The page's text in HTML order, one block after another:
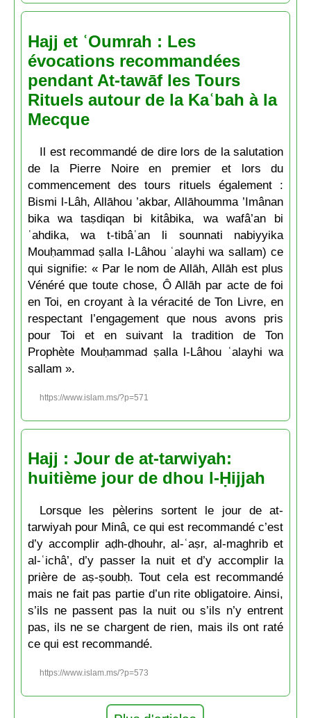
Hajj et ʿOumrah : Les
évocations recommandées
pendant At-tawāf les Tours
Rituels autour de la Kaʿbah à la
Mecque
Il est recommandé de dire lors de la salutation
de la Pierre Noire en premier et lors du
commencement des tours rituels également :
Bismi l-Lâh, Allāhou ’akbar, Allāhoumma ’Imânan
bika wa taṣdiqan bi kitâbika, wa wafâ’an bi
ʿahdika, wa t-tibâʿan li sounnati nabiyyika
Mouḥammad ṣalla l-Lâhou ʿalayhi wa sallam) ce
qui signifie: « Par le nom de Allāh, Allāh est plus
Vénéré que toute chose, Ô Allāh par acte de foi
en Toi, en croyant à la véracité de Ton Livre, en
respectant l’engagement que nous avons pris
pour Toi et en suivant la tradition de Ton
Prophète Mouḥammad ṣalla l-Lâhou ʿalayhi wa
sallam ».
https://www.islam.ms/?p=571
Hajj : Jour de at-tarwiyah:
huitième jour de dhou l-Ḥijjah
Lorsque les pèlerins sortent le jour de at-
tarwiyah pour Minâ, ce qui est recommandé c’est
d’y accomplir aḍh-ḍhouhr, al-ʿaṣr, al-maghrib et
al-ʿichâ’, d’y passer la nuit et d’y accomplir la
prière de aṣ-ṣoubḥ. Tout cela est recommandé
mais ne fait pas partie d’un rite obligatoire. Ainsi,
s’ils ne passent pas la nuit ou s’ils n’y entrent
pas, ils ne se chargent de rien, mais ils ont raté
ce qui est recommandé.
https://www.islam.ms/?p=573